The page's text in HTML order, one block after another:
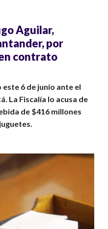
Aguilar,
por
contrato
este 6 de junio ante el
La Fiscalía lo acusa de
de $416 millones